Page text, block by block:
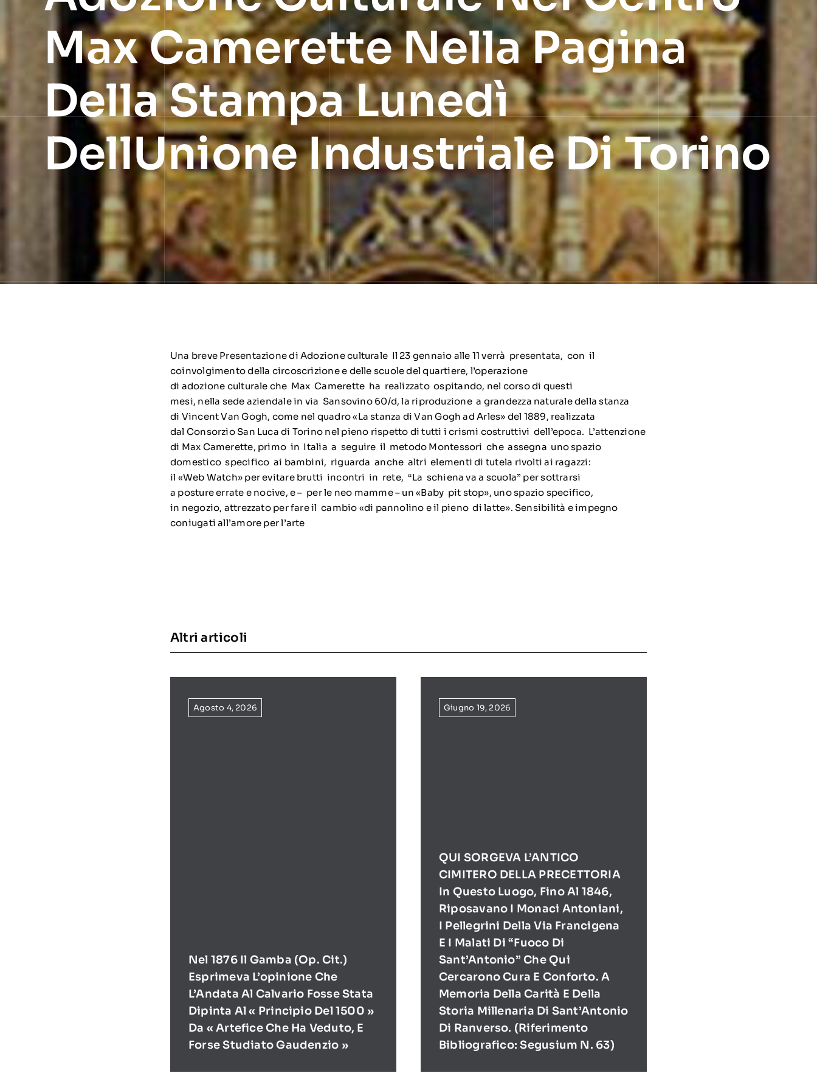
Max Camerette Nella Pagina
Della Stampa Lunedì
DellUnione Industriale Di Torino
Una breve Presentazione di Adozione culturale Il 23 gennaio alle 11 verrà presentata, con il
coinvolgimento della circoscrizione e delle scuole del quartiere, l’operazione
di adozione culturale che Max Camerette ha realizzato ospitando, nel corso di questi
mesi, nella sede aziendale in via Sansovino 60/d, la riproduzione a grandezza naturale della stanza
di Vincent Van Gogh, come nel quadro «La stanza di Van Gogh ad Arles» del 1889, realizzata
dal Consorzio San Luca di Torino nel pieno rispetto di tutti i crismi costruttivi dell’epoca. L’attenzione
di Max Camerette, primo in Italia a seguire il metodo Montessori che assegna uno spazio
domestico specifico ai bambini, riguarda anche altri elementi di tutela rivolti ai ragazzi:
il «Web Watch» per evitare brutti incontri in rete, “La schiena va a scuola” per sottrarsi
a posture errate e nocive, e – per le neo mamme – un «Baby pit stop», uno spazio specifico,
in negozio, attrezzato per fare il cambio «di pannolino e il pieno di latte». Sensibilità e impegno
coniugati all’amore per l’arte
Altri articoli
Agosto 4, 2026
Nel 1876 Il Gamba (op. Cit.)
Esprimeva L’opinione Che
L’Andata Al Calvario Fosse Stata
Dipinta Al « Principio Del 1500 »
Da « Artefice Che Ha Veduto, E
Forse Studiato Gaudenzio »
Giugno 19, 2026
QUI SORGEVA L’ANTICO
CIMITERO DELLA PRECETTORIA
In Questo Luogo, Fino Al 1846,
Riposavano I Monaci Antoniani,
I Pellegrini Della Via Francigena
E I Malati Di “Fuoco Di
Sant’Antonio” Che Qui
Cercarono Cura E Conforto. A
Memoria Della Carità E Della
Storia Millenaria Di Sant’Antonio
Di Ranverso. (Riferimento
Bibliografico: Segusium N. 63)